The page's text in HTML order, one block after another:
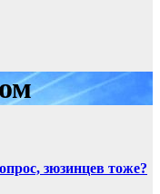
зюзинцев тоже?